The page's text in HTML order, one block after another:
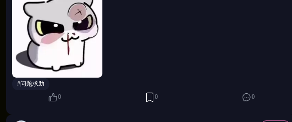
Roguelike 随机战局——技能、Buff、遭遇全部重置，没有固定套路，没
有可以背板的标准答案。海量技能之间藏着隐秘的协同触发关系。某些特
定组合激活时，界面会短暂变色，伴随一声低沉的特效音——那个瞬间，
像是什么东西突然喷射而出。
【养成，是一场关于边界被慢慢推开的过程】
技能系统完整开放：解锁、升级、改造、进阶、宝石强化，没有唯一解
#问题求助
0
0 0